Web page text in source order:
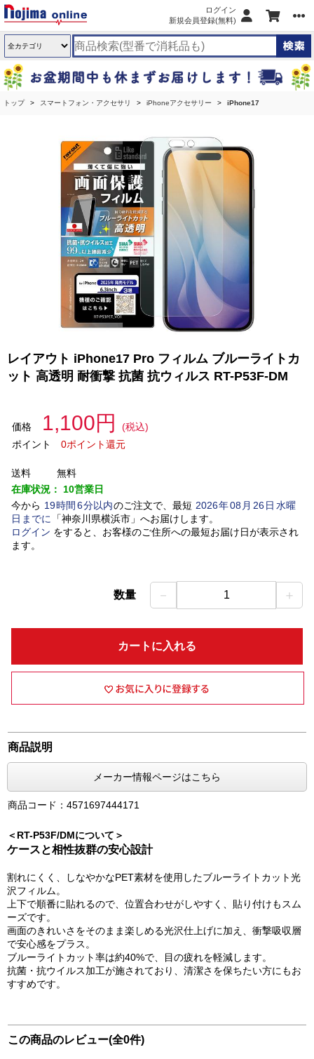
ログイン
新規会員登録(無料)
トップ スマートフォン・アクセサリ iPhoneアクセサリー iPhone17
レイアウト iPhone17 Pro フィルム ブルーライトカ
ット 高透明 耐衝撃 抗菌 抗ウィルス RT-P53F-DM
価格 1,100円
(税込)
ポイント
0ポイント還元
送料
無料
在庫状況： 10営業日
今から 19時間 6分以内のご注文で、最短 2026年08 月 26日水曜
日 までに 「神奈川県横浜市」 へお届けします。
ログイン をすると、お客様のご住所への最短お届け日が表示され
ます。
数量 － 1 ＋
カートに入れる
商品説明
メーカー情報ページはこちら
商品コード：4571697444171
＜RT-P53F/DMについて＞
ケースと相性抜群の安心設計
割れにくく、しなやかなPET素材を使用したブルーライトカット光
沢フィルム。
上下で順番に貼れるので、位置合わせがしやすく、貼り付けもスム
ーズです。
画面のきれいさをそのまま楽しめる光沢仕上げに加え、衝撃吸収層
で安心感をプラス。
ブルーライトカット率は約40%で、目の疲れを軽減します。
抗菌・抗ウイルス加工が施されており、清潔さを保ちたい方にもお
すすめです。
この商品のレビュー(全0件)